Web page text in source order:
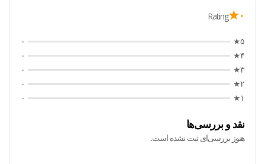
۰★ Rating
۵★
۰
۴★
۰
۳★
۰
۲★
۰
۱★
۰
نقد و بررسی‌ها
هنوز بررسی‌ای ثبت نشده است.